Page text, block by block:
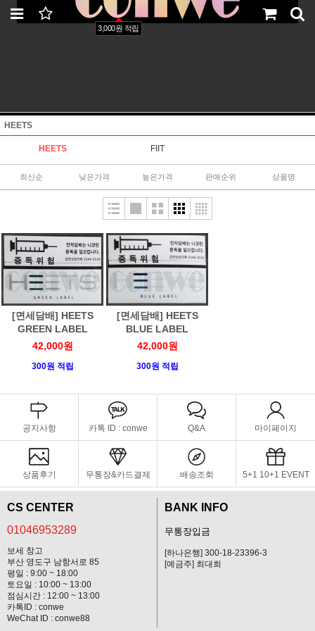
LOGIN JOIN
3,000원 적립
ORDER MYPAGE
HEETS
HEETS FIIT
최신순 낮은가격 높은가격 판매순위 상품명
[면세담배] HEETS
GREEN LABEL
42,000원
300원 적립
[면세담배] HEETS
BLUE LABEL
42,000원
300원 적립
공지사항 카톡 ID : conwe Q&A 마이페이지
상품후기 무통장&카드결제 배송조회 5+1 10+1 EVENT
CS CENTER
01046953289
보세 창고
부산 영도구 남항서로 85
평일 : 9:00 ~ 18:00
토요일 : 10:00 ~ 13:00
점심시간 : 12:00 ~ 13:00
카톡ID : conwe
WeChat ID : conwe88
BANK INFO
무통장입금
[하나은행] 300-18-23396-3
[예금주] 최대희